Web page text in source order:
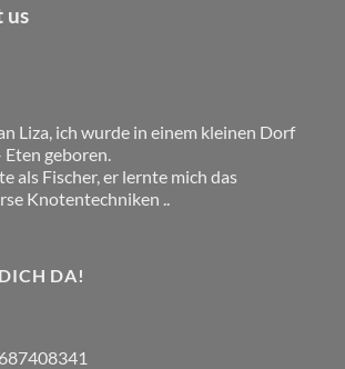
us
Liza, ich wurde in einem kleinen Dorf
Eten geboren.
als Fischer, er lernte mich das
Knotentechniken ..
DA!